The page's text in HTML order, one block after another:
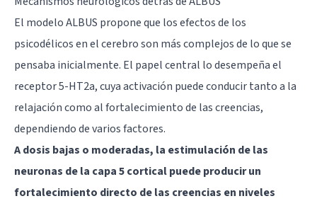
El modelo ALBUS propone que los efectos de los
psicodélicos en el cerebro son más complejos de lo que se
pensaba inicialmente. El papel central lo desempeña el
receptor 5-HT2a, cuya activación puede conducir tanto a la
relajación como al fortalecimiento de las creencias,
dependiendo de varios factores.
A dosis bajas o moderadas, la estimulación de las
neuronas de la capa 5 cortical puede producir un
fortalecimiento directo de las creencias en niveles